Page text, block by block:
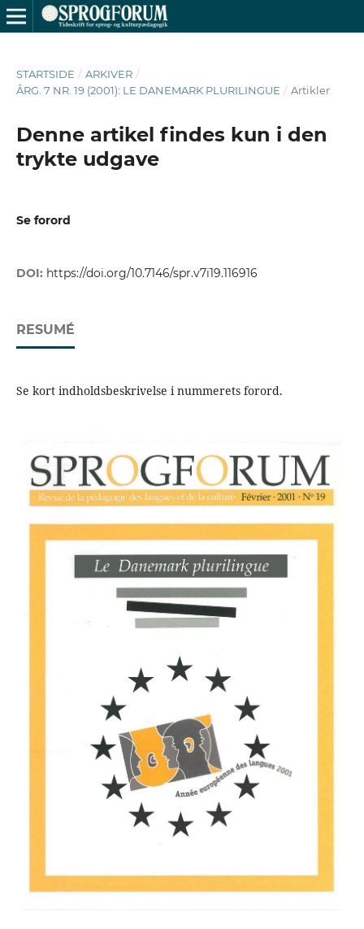
STARTSIDE / ARKIVER /
ÅRG. 7 NR. 19 (2001): LE DANEMARK PLURILINGUE / Artikler
Denne artikel findes kun i den
trykte udgave
Se forord
DOI: https://doi.org/10.7146/spr.v7i19.116916
RESUMÉ
Se kort indholdsbeskrivelse i nummerets forord.